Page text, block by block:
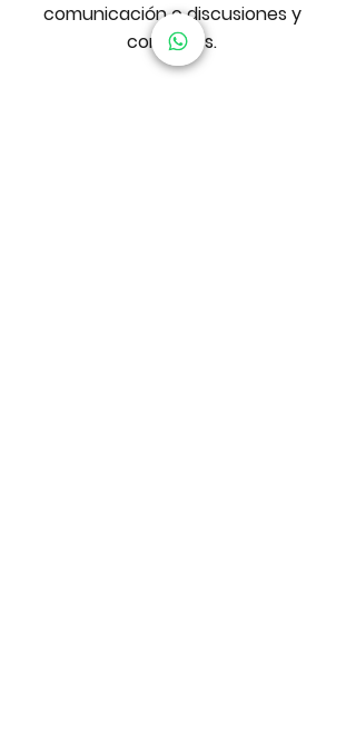
comunicación​ o discusiones y
conflictos.